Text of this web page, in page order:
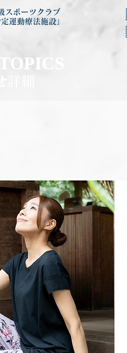
スポーツクラブ
運動療法施設」
ICS